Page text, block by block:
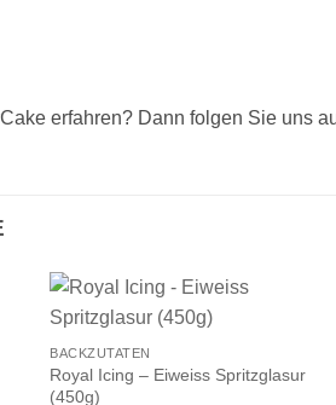
erfahren? Dann folgen Sie uns
+
BACKZUTATEN
Royal Icing – Eiweiss Spritzglasur
(450g)